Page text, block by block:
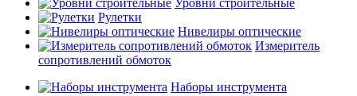
Уровни строительные
Рулетки
Нивелиры оптические
Измеритель
сопротивлений обмоток
Наборы инструмента